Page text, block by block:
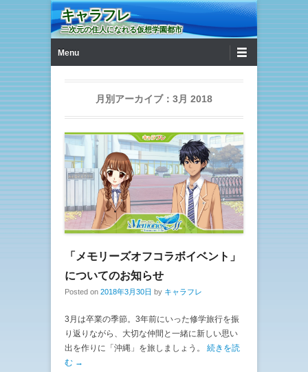
キャラフレ
二次元の住人になれる仮想学園都市
Menu
月別アーカイブ： 3月 2018
「メモリーズオフコラボイベント」
についてのお知らせ
Posted on 2018年3月30日 by キャラフレ
3月は卒業の季節。3年前にいった修学旅行を振
り返りながら、大切な仲間と一緒に新しい思い
出を作りに「沖縄」を旅しましょう。 続きを読
む →